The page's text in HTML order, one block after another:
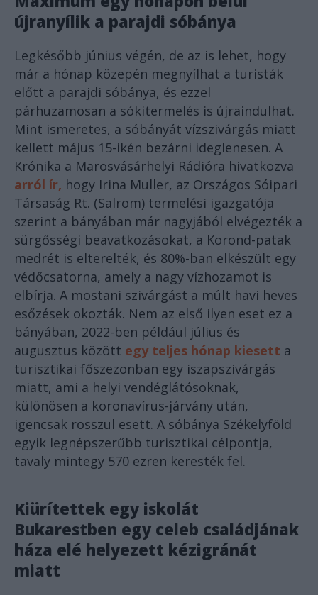
újranyílik a parajdi sóbánya
Legkésőbb június végén, de az is lehet, hogy
már a hónap közepén megnyílhat a turisták
előtt a parajdi sóbánya, és ezzel
párhuzamosan a sókitermelés is újraindulhat.
Mint ismeretes, a sóbányát vízszivárgás miatt
kellett május 15-ikén bezárni ideglenesen. A
Krónika a Marosvásárhelyi Rádióra hivatkozva
arról ír, hogy Irina Muller, az Országos Sóipari
Társaság Rt. (Salrom) termelési igazgatója
szerint a bányában már nagyjából elvégezték a
sürgősségi beavatkozásokat, a Korond-patak
medrét is elterelték, és 80%-ban elkészült egy
védőcsatorna, amely a nagy vízhozamot is
elbírja. A mostani szivárgást a múlt havi heves
esőzések okozták. Nem az első ilyen eset ez a
bányában, 2022-ben például július és
augusztus között egy teljes hónap kiesett a
turisztikai főszezonban egy iszapszivárgás
miatt, ami a helyi vendéglátósoknak,
különösen a koronavírus-járvány után,
igencsak rosszul esett. A sóbánya Székelyföld
egyik legnépszerűbb turisztikai célpontja,
tavaly mintegy 570 ezren keresték fel.
Kiürítettek egy iskolát
Bukarestben egy celeb családjának
háza elé helyezett kézigránát
miatt